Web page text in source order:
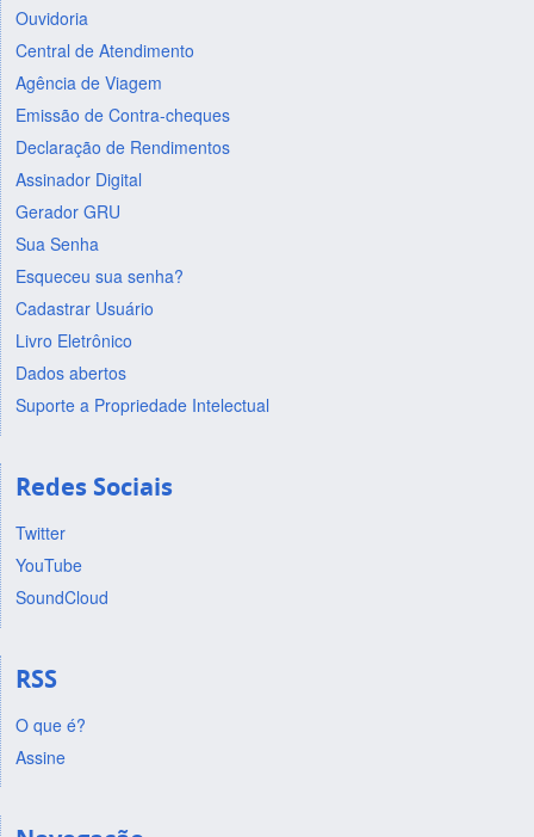
Ouvidoria
Central de Atendimento
Agência de Viagem
Emissão de Contra-cheques
Declaração de Rendimentos
Assinador Digital
Gerador GRU
Sua Senha
Esqueceu sua senha?
Cadastrar Usuário
Livro Eletrônico
Dados abertos
Suporte a Propriedade Intelectual
Redes Sociais
Twitter
YouTube
SoundCloud
RSS
O que é?
Assine